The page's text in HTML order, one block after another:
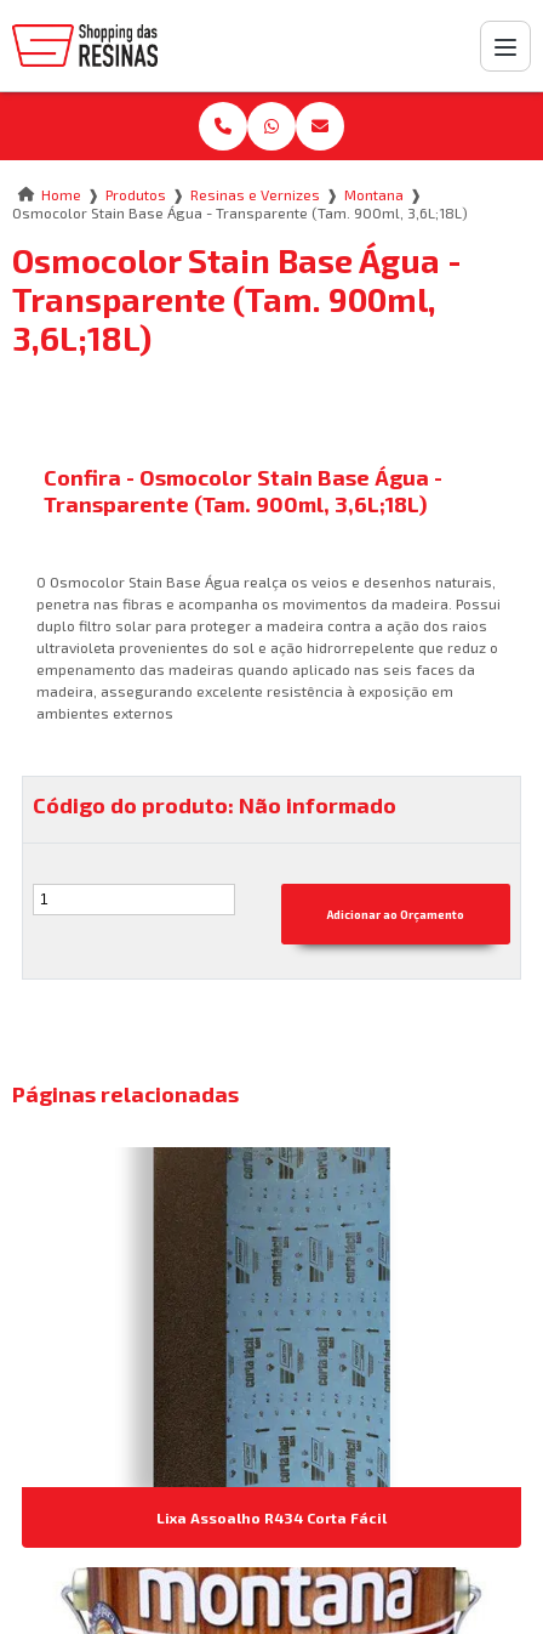
Home ❱ Produtos ❱ Resinas e Vernizes ❱ Montana ❱
Osmocolor Stain Base Água - Transparente (Tam. 900ml, 3,6L;18L)
Osmocolor Stain Base Água -
Transparente (Tam. 900ml,
3,6L;18L)
Confira - Osmocolor Stain Base Água -
Transparente (Tam. 900ml, 3,6L;18L)
O Osmocolor Stain Base Água realça os veios e desenhos naturais,
penetra nas fibras e acompanha os movimentos da madeira. Possui
duplo filtro solar para proteger a madeira contra a ação dos raios
ultravioleta provenientes do sol e ação hidrorrepelente que reduz o
empenamento das madeiras quando aplicado nas seis faces da
madeira, assegurando excelente resistência à exposição em
ambientes externos
Código do produto: Não informado
Páginas relacionadas
Lixa Assoalho R434 Corta Fácil